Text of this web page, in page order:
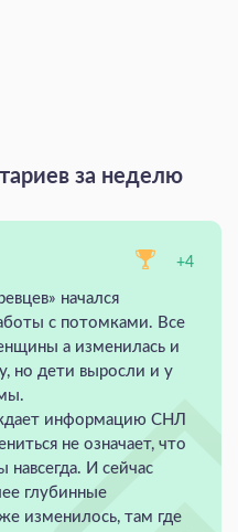
за неделю
+4
начался
с потомками. Все
а изменилась и
но дети выросли и у
информацию СНЛ
не означает, что
И сейчас
глубинные
изменилось, там где